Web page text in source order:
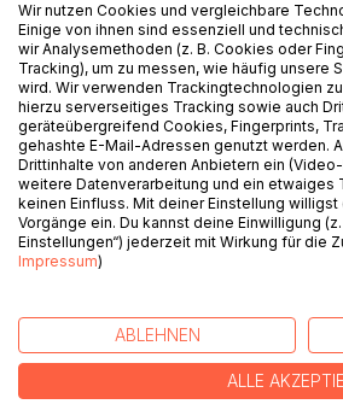
Wenn die Liebe sich im
Ausgelöst durch eine
des Unfriedens, den die
Ich lernte den
Jahren zu dem
Ich lernte Techniken
Sprache anders als
In diesem Buch führe ich
praktische Beispiele, die
Wir nutzen Cookies und vergleichbare
Einige von ihnen sind essenziell und
wir Analysemethoden (z. B. Cookies oder
Tracking), um zu messen, wie häufig unsere
wird. Wir verwenden Trackingtechnologien
hierzu serverseitiges Tracking sowie auch
geräteübergreifend Cookies, Fingerprints,
gehashte E-Mail-Adressen genutzt werden.
Drittinhalte von anderen Anbietern ein
weitere Datenverarbeitung und ein etwaiges
keinen Einfluss. Mit deiner Einstellung
Vorgänge ein. Du kannst deine Einwilligung
Einstellungen“) jederzeit mit Wirkung für die
Impressum)
ABLEHNEN
ALLE